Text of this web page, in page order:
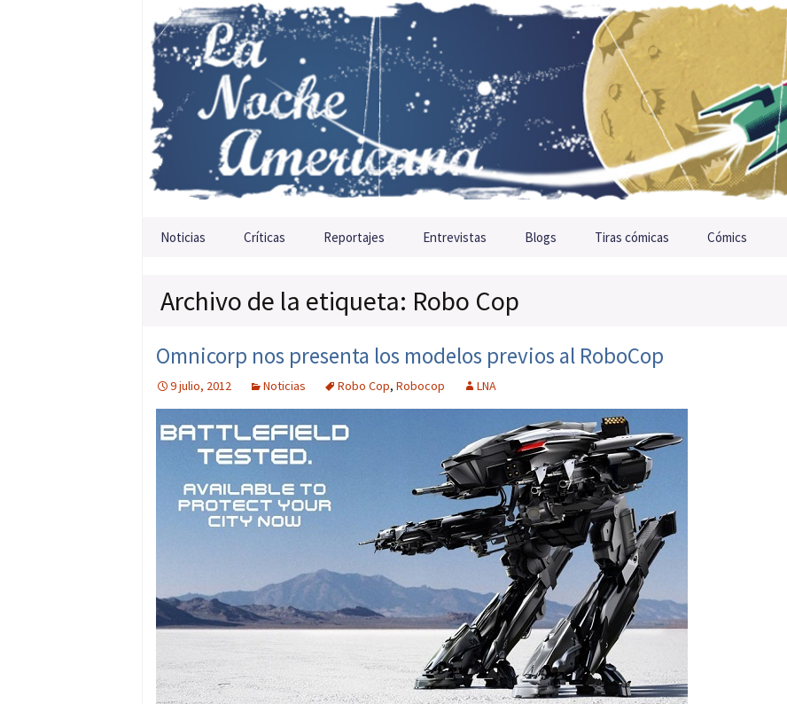
Saltar al contenido
Noticias Críticas Reportajes Entrevistas Blogs Tiras cómicas Cómics
Archivo de la etiqueta: Robo Cop
Omnicorp nos presenta los modelos previos al RoboCop
9 julio, 2012 Noticias Robo Cop, Robocop LNA